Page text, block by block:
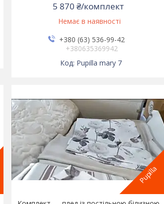
5 870 ₴/комплект
Немає в наявності
+380 (63) 536-99-42
+380635369942
Pupilla mary 7
Pupilla